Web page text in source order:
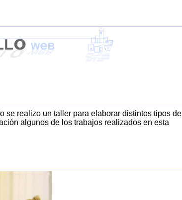
se realizo un taller para elaborar distintos tipos de
algunos de los trabajos realizados en esta